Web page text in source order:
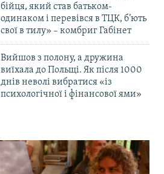
бійця, який став батьком-
одинаком і перевівся в ТЦК, б’ють
свої в тилу» – комбриг Габінет
Вийшов з полону, а дружина
виїхала до Польщі. Як після 1000
днів неволі вибратися «із
психологічної і фінансової ями»